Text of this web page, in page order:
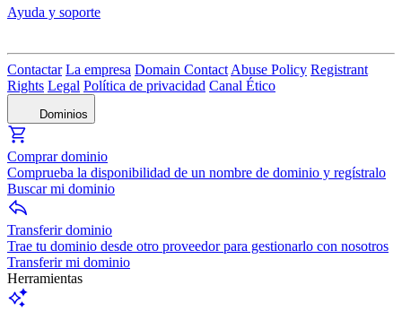
Ayuda y soporte
Contactar La empresa Domain Contact Abuse Policy Registrant
Rights Legal Política de privacidad Canal Ético
Dominios
Comprar dominio
Comprueba la disponibilidad de un nombre de dominio y regístralo
Buscar mi dominio
Transferir dominio
Trae tu dominio desde otro proveedor para gestionarlo con nosotros
Transferir mi dominio
Herramientas